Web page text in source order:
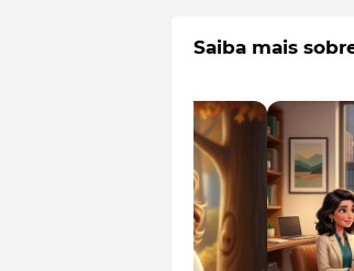
Saiba mais